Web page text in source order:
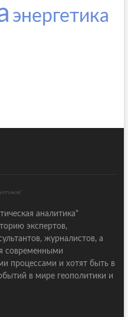
энергетика
аналитика"
экспертов,
журналистов, а
современными
процессами и хотят быть в
в мире геополитики и